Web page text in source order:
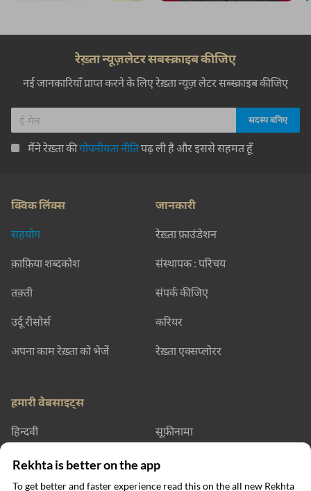
रेख़्ता न्यूज़लेटर सबस्क्राइब कीजिए
नई जानकारियाँ प्राप्त करने के लिए रेख़्ता न्यूज़ लेटर सब्स्क्राइब कीजिए
मैंने रेख़्ता कीगोपनीयता नीतिपढ़ ली है और इससे सहमत हूँ
क्विक लिंक्स
सहयोग
क़ाफ़िया शब्दकोश
तक़्ती
उर्दू रीसोर्स
अपना काम रेख़्ता को भेजें
जानकारी
रेख़्ता फ़ाउंडेशन
संस्थापक : परिचय
संपर्क कीजिए
करियर
रेख़्ता एक्सप्लोरर
हमारी वेबसाइट्स
हिन्दवी सूफ़ीनामा
रेख़्ता डिक्शनरी रेख़्ता लर्निंग
Rekhta is better on the app
To get better and faster experience read this on the all new Rekhta